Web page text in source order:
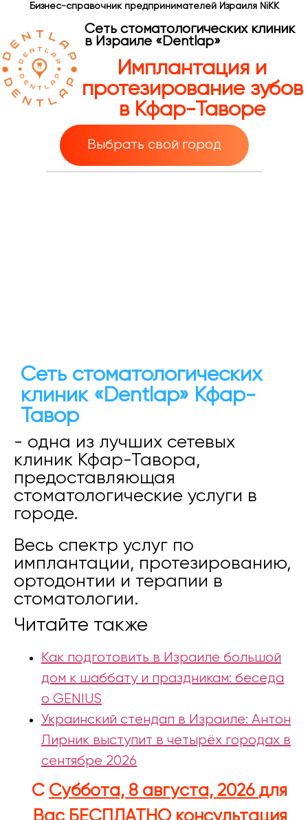
Бизнес-справочник предпринимателей Израиля NiKK
Сеть стоматологических клиник
в Израиле «Dentlap»
Имплантация и
протезирование зубов
в Кфар-Таворе
Выбрать свой город
Сеть стоматологических
клиник «Dentlap» Кфар-
Тавор
- одна из лучших сетевых
клиник Кфар-Тавора,
предоставляющая
стоматологические услуги в
городе.
Весь спектр услуг по
имплантации, протезированию,
ортодонтии и терапии в
стоматологии.
Читайте также
Как подготовить в Израиле большой
дом к шаббату и праздникам: беседа
о GENIUS
Украинский стендап в Израиле: Антон
Лирник выступит в четырёх городах в
сентябре 2026
С Суббота, 8 августа, 2026 для